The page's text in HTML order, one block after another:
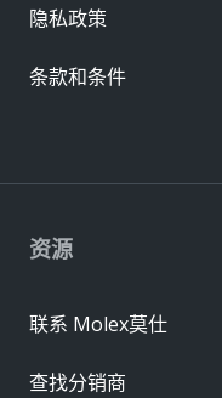
资源
联系 Molex莫仕
查找分销商
隐私政策
条款和条件